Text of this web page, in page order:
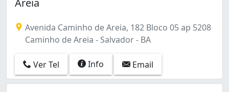
Avenida Caminho de Areia, 182 Bloco 05 ap 5208
Caminho de Areia - Salvador - BA
Ver Tel Info Email